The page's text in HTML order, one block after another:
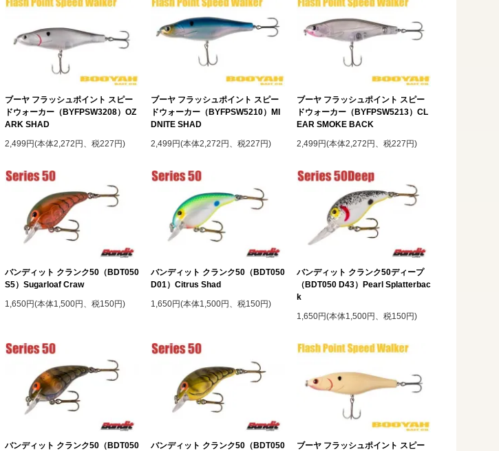
ブーヤ フラッシュポイント スピー
ドウォーカー（BYFPSW3208）OZ
ARK SHAD
2,499円(本体2,272円、税227円)
ブーヤ フラッシュポイント スピー
ドウォーカー（BYFPSW5210）MI
DNITE SHAD
2,499円(本体2,272円、税227円)
ブーヤ フラッシュポイント スピー
ドウォーカー（BYFPSW5213）CL
EAR SMOKE BACK
2,499円(本体2,272円、税227円)
バンディット クランク50（BDT050
S5）Sugarloaf Craw
1,650円(本体1,500円、税150円)
バンディット クランク50（BDT050
D01）Citrus Shad
1,650円(本体1,500円、税150円)
バンディット クランク50ディープ
（BDT050 D43）Pearl Splatterbac
k
1,650円(本体1,500円、税150円)
バンディット クランク50（BDT050
バンディット クランク50（BDT050
ブーヤ フラッシュポイント スピー